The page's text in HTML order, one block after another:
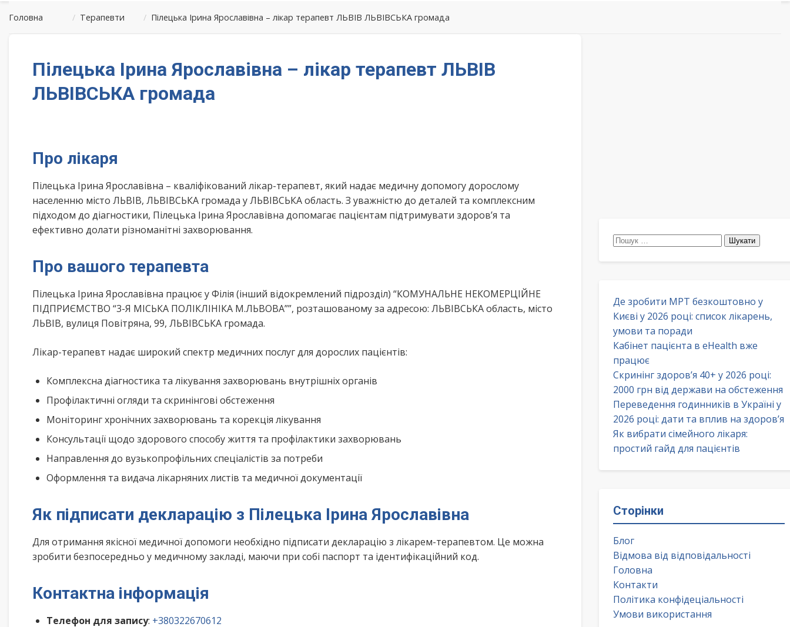
Головна / Терапевти / Пілецька Ірина Ярославівна – лікар терапевт ЛЬВІВ ЛЬВІВСЬКА громада
Пілецька Ірина Ярославівна – лікар терапевт ЛЬВІВ
ЛЬВІВСЬКА громада
Про лікаря
Пілецька Ірина Ярославівна – кваліфікований лікар-терапевт, який надає медичну допомогу дорослому
населенню місто ЛЬВІВ, ЛЬВІВСЬКА громада у ЛЬВІВСЬКА область. З уважністю до деталей та комплексним
підходом до діагностики, Пілецька Ірина Ярославівна допомагає пацієнтам підтримувати здоров’я та
ефективно долати різноманітні захворювання.
Про вашого терапевта
Пілецька Ірина Ярославівна працює у Філія (інший відокремлений підрозділ) “КОМУНАЛЬНЕ НЕКОМЕРЦІЙНЕ
ПІДПРИЄМСТВО “3-Я МІСЬКА ПОЛІКЛІНІКА М.ЛЬВОВА””, розташованому за адресою: ЛЬВІВСЬКА область, місто
ЛЬВІВ, вулиця Повітряна, 99, ЛЬВІВСЬКА громада.
Лікар-терапевт надає широкий спектр медичних послуг для дорослих пацієнтів:
Комплексна діагностика та лікування захворювань внутрішніх органів
Профілактичні огляди та скринінгові обстеження
Моніторинг хронічних захворювань та корекція лікування
Консультації щодо здорового способу життя та профілактики захворювань
Направлення до вузькопрофільних спеціалістів за потреби
Оформлення та видача лікарняних листів та медичної документації
Як підписати декларацію з Пілецька Ірина Ярославівна
Для отримання якісної медичної допомоги необхідно підписати декларацію з лікарем-терапевтом. Це можна
зробити безпосередньо у медичному закладі, маючи при собі паспорт та ідентифікаційний код.
Контактна інформація
Телефон для запису: +380322670612
Пошук:
Де зробити МРТ безкоштовно у
Києві у 2026 році: список лікарень,
умови та поради
Кабінет пацієнта в eHealth вже
працює
Скринінг здоров’я 40+ у 2026 році:
2000 грн від держави на обстеження
Переведення годинників в Україні у
2026 році: дати та вплив на здоров’я
Як вибрати сімейного лікаря:
простий гайд для пацієнтів
Сторінки
Блог
Відмова від відповідальності
Головна
Контакти
Політика конфідеціальності
Умови використання